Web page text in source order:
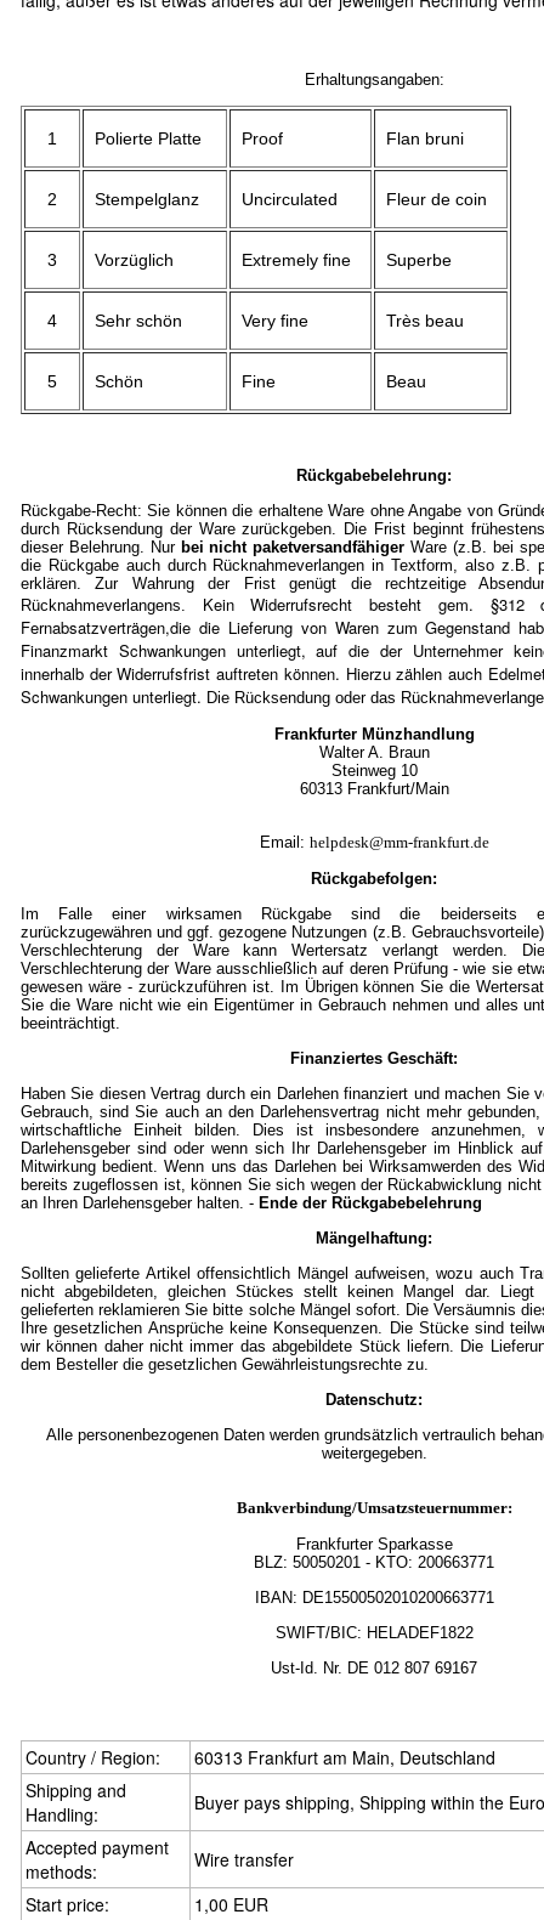
Erhaltungsangaben:
1 Polierte Platte Proof Flan bruni
2 Stempelglanz Uncirculated Fleur de coin
3 Vorzüglich Extremely fine Superbe
4 Sehr schön Very fine Très beau
5 Schön Fine Beau
Rückgabebelehrung:
Rückgabe-Recht: Sie können die erhaltene Ware ohne Angabe von
durch Rücksendung der Ware zurückgeben. Die Frist beginnt
dieser Belehrung. Nur bei nicht paketversandfähiger Ware (z.B. bei
die Rückgabe auch durch Rücknahmeverlangen in Textform, also z.B.
erklären. Zur Wahrung der Frist genügt die rechtzeitige
Rücknahmeverlangens. Kein Widerrufsrecht besteht gem.
Fernabsatzverträgen,die die Lieferung von Waren zum Gegenstand
Finanzmarkt Schwankungen unterliegt, auf die der Unternehmer
innerhalb der Widerrufsfrist auftreten können. Hierzu zählen auch
Schwankungen unterliegt. Die Rücksendung oder das
Frankfurter Münzhandlung
Walter A. Braun
Steinweg 10
60313 Frankfurt/Main
Email: helpdesk@mm-frankfurt.de
Rückgabefolgen:
Im Falle einer wirksamen Rückgabe sind die beiderseits
zurückzugewähren und ggf. gezogene Nutzungen (z.B.
Verschlechterung der Ware kann Wertersatz verlangt werden.
Verschlechterung der Ware ausschließlich auf deren Prüfung - wie sie
gewesen wäre - zurückzuführen ist. Im Übrigen können Sie die
Sie die Ware nicht wie ein Eigentümer in Gebrauch nehmen und alles
beeinträchtigt.
Finanziertes Geschäft:
Haben Sie diesen Vertrag durch ein Darlehen finanziert und machen Sie
Gebrauch, sind Sie auch an den Darlehensvertrag nicht mehr
wirtschaftliche Einheit bilden. Dies ist insbesondere anzunehmen,
Darlehensgeber sind oder wenn sich Ihr Darlehensgeber im Hinblick
Mitwirkung bedient. Wenn uns das Darlehen bei Wirksamwerden des
bereits zugeflossen ist, können Sie sich wegen der Rückabwicklung
an Ihren Darlehensgeber halten. - Ende der Rückgabebelehrung
Mängelhaftung:
Sollten gelieferte Artikel offensichtlich Mängel aufweisen, wozu auch
nicht abgebildeten, gleichen Stückes stellt keinen Mangel dar.
gelieferten reklamieren Sie bitte solche Mängel sofort. Die Versäumnis
Ihre gesetzlichen Ansprüche keine Konsequenzen. Die Stücke sind
wir können daher nicht immer das abgebildete Stück liefern. Die
dem Besteller die gesetzlichen Gewährleistungsrechte zu.
Datenschutz:
Alle personenbezogenen Daten werden grundsätzlich vertraulich
weitergegeben.
Bankverbindung/Umsatzsteuernummer:
Frankfurter Sparkasse
BLZ: 50050201 - KTO: 200663771
IBAN: DE15500502010200663771
SWIFT/BIC: HELADEF1822
Ust-Id. Nr. DE 012 807 69167
Country / Region:
60313 Frankfurt am Main, Deutschland
Shipping and
Handling:
Buyer pays shipping, Shipping within the
Accepted payment
methods:
Wire transfer
Start price:
1,00 EUR